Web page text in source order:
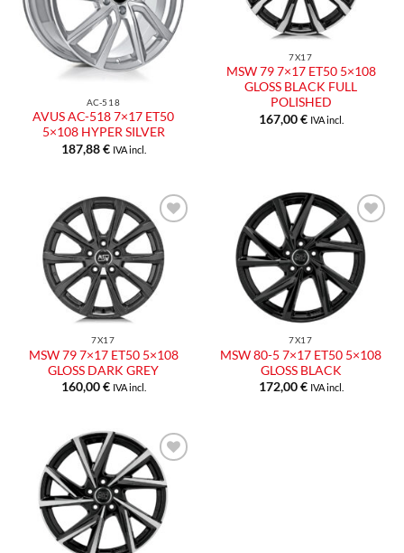
AC-518
AVUS AC-518 7×17 ET50
5×108 HYPER SILVER
187,88€ IVA incl.
7X17
MSW 79 7×17 ET50 5×108
GLOSS BLACK FULL
POLISHED
167,00€ IVA incl.
Aggiungi
alla lista
dei
desideri
7X17
MSW 79 7×17 ET50 5×108
GLOSS DARK GREY
160,00€ IVA incl.
Aggiungi
alla lista
dei
desideri
7X17
MSW 80-5 7×17 ET50 5×108
GLOSS BLACK
172,00€ IVA incl.
Aggiungi
alla lista
dei
desideri